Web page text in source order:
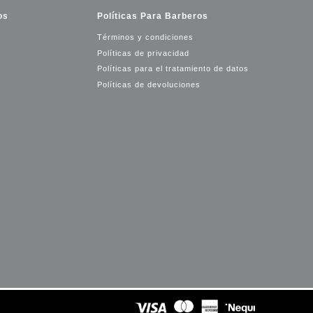
Políticas Para Barberos
Términos y condiciones
Políticas de privacidad
Políticas para el tratamiento de datos
Políticas de devoluciones